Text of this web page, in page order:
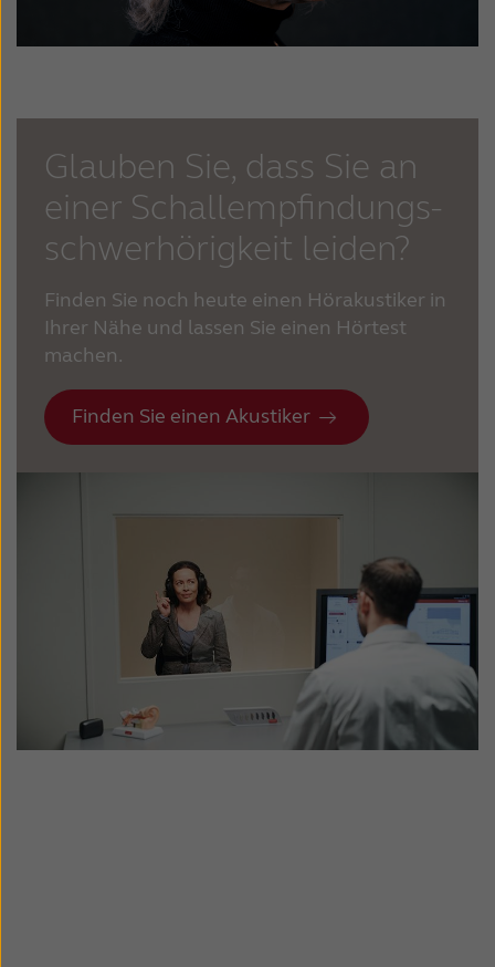
Glauben Sie, dass Sie an
einer Schallempfindungs-
schwerhörigkeit leiden?
Finden Sie noch heute einen Hörakustiker in
Ihrer Nähe und lassen Sie einen Hörtest
machen.
Finden Sie einen Akustiker